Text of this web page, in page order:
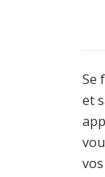
Se
et